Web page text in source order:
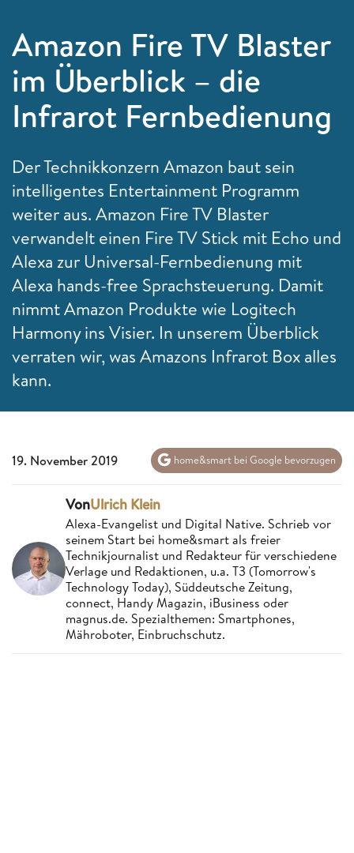
Amazon Fire TV Blaster
im Überblick – die
Infrarot Fernbedienung
Der Technikkonzern Amazon baut sein
intelligentes Entertainment Programm
weiter aus. Amazon Fire TV Blaster
verwandelt einen Fire TV Stick mit Echo und
Alexa zur Universal-Fernbedienung mit
Alexa hands-free Sprachsteuerung. Damit
nimmt Amazon Produkte wie Logitech
Harmony ins Visier. In unserem Überblick
verraten wir, was Amazons Infrarot Box alles
kann.
19. November 2019 home&smart bei Google bevorzugen
VonUlrich Klein
Alexa-Evangelist und Digital Native. Schrieb vor
seinem Start bei home&smart als freier
Technikjournalist und Redakteur für verschiedene
Verlage und Redaktionen, u.a. T3 (Tomorrow's
Technology Today), Süddeutsche Zeitung,
connect, Handy Magazin, iBusiness oder
magnus.de. Spezialthemen: Smartphones,
Mähroboter, Einbruchschutz.